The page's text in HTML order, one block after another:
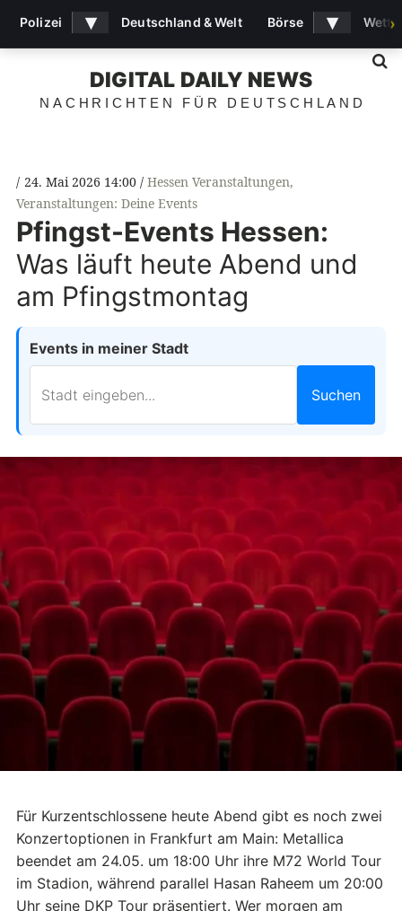
DIGITAL DAILY NEWS
NACHRICHTEN FÜR DEUTSCHLAND
24. Mai 2026 14:00 Hessen Veranstaltungen,
Veranstaltungen: Deine Events
Pfingst-Events Hessen:
Was läuft heute Abend und
am Pfingstmontag
Events in meiner Stadt
Suchen
Für Kurzentschlossene heute Abend gibt es noch zwei
Konzertoptionen in Frankfurt am Main: Metallica
beendet am 24.05. um 18:00 Uhr ihre M72 World Tour
im Stadion, während parallel Hasan Raheem um 20:00
Uhr seine DKP Tour präsentiert. Wer morgen am
Polizei ▾ Deutschland & Welt Börse ▾ ›